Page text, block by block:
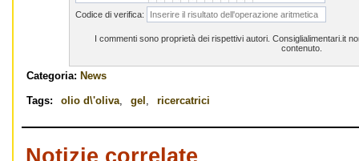
Codice di verifica:
I commenti sono proprietà dei rispettivi autori. Consiglialimentari.it
contenuto.
Categoria: News
Tags: olio d\'oliva, gel , ricercatrici